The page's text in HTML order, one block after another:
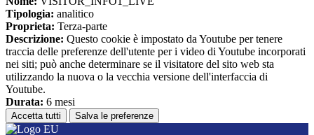
Tipologia: analitico
Proprieta: Terza-parte
Descrizione: Questo cookie è impostato da Youtube per tenere
traccia delle preferenze dell'utente per i video di Youtube incorporati
nei siti; può anche determinare se il visitatore del sito web sta
utilizzando la nuova o la vecchia versione dell'interfaccia di
Youtube.
Durata: 6 mesi
Accetta tutti Salva le preferenze